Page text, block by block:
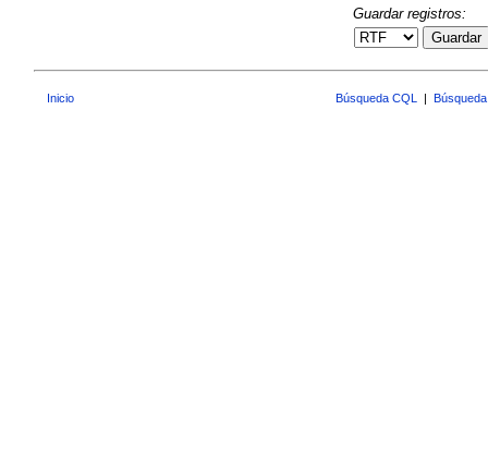
Guardar registros:
Guardar
Inicio Búsqueda CQL